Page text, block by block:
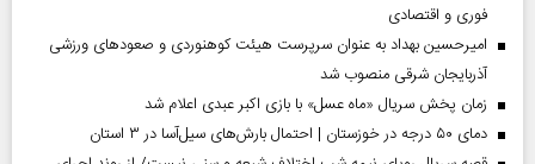
فوری و اقتصادی
امیرحسین بهداد به عنوان سرپرست هیئت کوهنوردی و صعودهای ورزشی
آذربایجان شرقی منصوب شد
زمان پخش سریال «ماه عسل» با بازی اکبر عبدی اعلام شد
دمای ۵۰ درجه در خوزستان | احتمال بارش‌های سیل‌آسا در ۳ استان